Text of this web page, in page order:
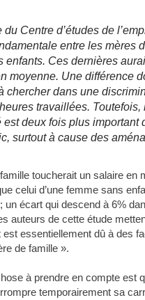
du Centre d’études de
entre les mères
enfants. Ces dernières
moyenne. Une différence
chercher dans une
travaillées. Toutefois,
est deux fois plus important
surtout à cause des
toucherait un salaire en
celui d’une femme sans
un écart qui descend à 6%
auteurs de cette étude
est essentiellement dû à des
de famille ».
à prendre en compte est
temporairement sa